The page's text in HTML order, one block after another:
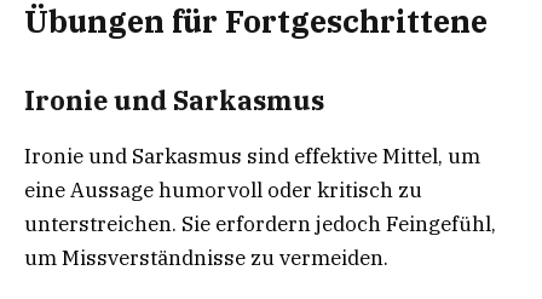
Übungen für Fortgeschrittene
Ironie und Sarkasmus
Ironie und Sarkasmus sind effektive Mittel, um
eine Aussage humorvoll oder kritisch zu
unterstreichen. Sie erfordern jedoch Feingefühl,
um Missverständnisse zu vermeiden.